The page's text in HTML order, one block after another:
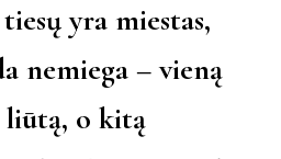
yra miestas,
nemiega – vieną
liūtą, o kitą